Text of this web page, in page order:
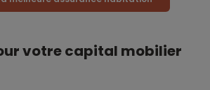
votre capital mobilier